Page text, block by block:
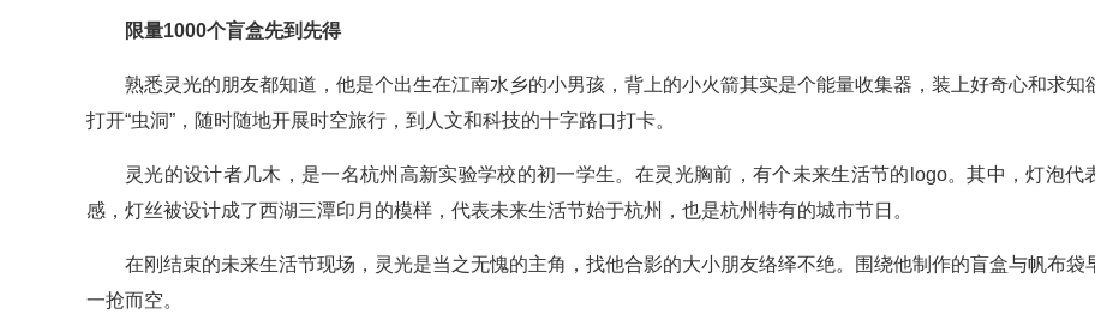
限量1000个盲盒先到先得
熟悉灵光的朋友都知道，他是个出生在江南水乡的小男孩，背上的小火箭其实是个能量收集器，装上好奇心和求知
打开“虫洞”，随时随地开展时空旅行，到人文和科技的十字路口打卡。
灵光的设计者几木，是一名杭州高新实验学校的初一学生。在灵光胸前，有个未来生活节的logo。其中，灯泡代
感，灯丝被设计成了西湖三潭印月的模样，代表未来生活节始于杭州，也是杭州特有的城市节日。
在刚结束的未来生活节现场，灵光是当之无愧的主角，找他合影的大小朋友络绎不绝。围绕他制作的盲盒与帆布袋
一抢而空。